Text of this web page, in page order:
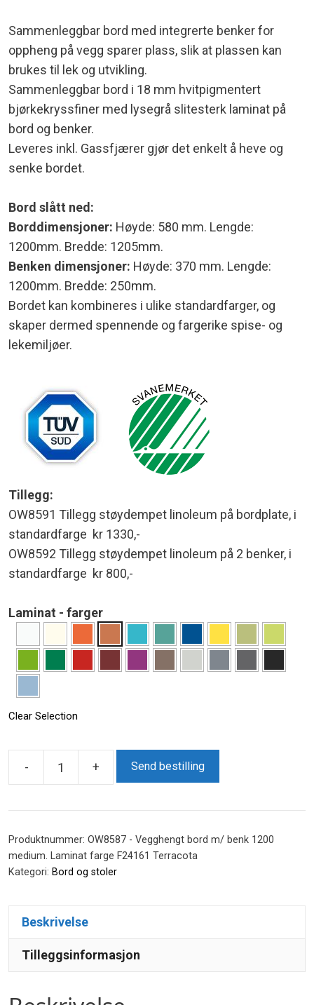
Sammenleggbar bord med integrerte benker for
oppheng på vegg sparer plass, slik at plassen kan
brukes til lek og utvikling.
Sammenleggbar bord i 18 mm hvitpigmentert
bjørkekryssfiner med lysegrå slitesterk laminat på
bord og benker.
Leveres inkl. Gassfjærer gjør det enkelt å heve og
senke bordet.
Bord slått ned:
Borddimensjoner: Høyde: 580 mm. Lengde:
1200mm. Bredde: 1205mm.
Benken dimensjoner: Høyde: 370 mm. Lengde:
1200mm. Bredde: 250mm.
Bordet kan kombineres i ulike standardfarger, og
skaper dermed spennende og fargerike spise- og
lekemiljøer.
Tillegg:
OW8591 Tillegg støydempet linoleum på bordplate, i
standardfarge kr 1330,-
OW8592 Tillegg støydempet linoleum på 2 benker, i
standardfarge kr 800,-
Laminat - farger
Clear Selection
-
m/
benk
1200
medium
+ Send bestilling
Produktnummer: OW8587 - Vegghengt bord m/ benk 1200
medium. Laminat farge F24161 Terracota
Kategori: Bord og stoler
Beskrivelse
Tilleggsinformasjon